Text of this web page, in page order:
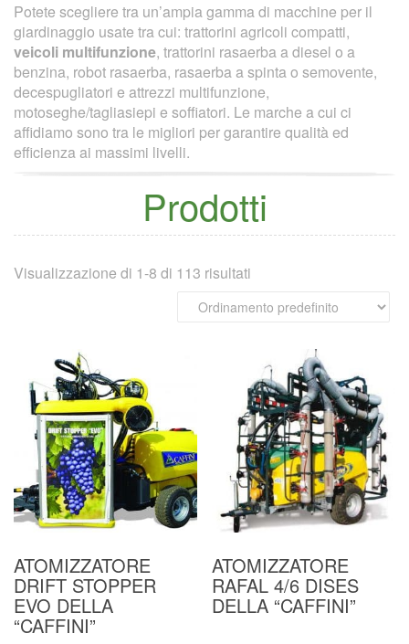
Potete scegliere tra un’ampia gamma di macchine per il
giardinaggio usate tra cui: trattorini agricoli compatti,
veicoli multifunzione, trattorini rasaerba a diesel o a
benzina, robot rasaerba, rasaerba a spinta o semovente,
decespugliatori e attrezzi multifunzione,
motoseghe/tagliasiepi e soffiatori. Le marche a cui ci
affidiamo sono tra le migliori per garantire qualità ed
efficienza ai massimi livelli.
Prodotti
Visualizzazione di 1-8 di 113 risultati
ATOMIZZATORE
DRIFT STOPPER
EVO DELLA
“CAFFINI”
ATOMIZZATORE
RAFAL 4/6 DISES
DELLA “CAFFINI”